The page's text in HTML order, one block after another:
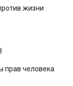
жизни
прав человека